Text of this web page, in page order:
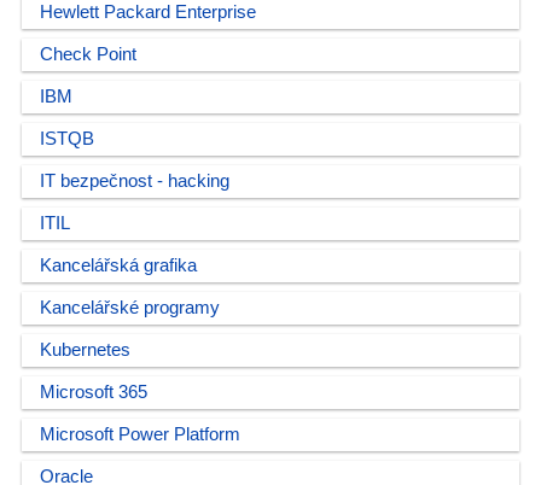
Hewlett Packard Enterprise
Check Point
IBM
ISTQB
IT bezpečnost - hacking
ITIL
Kancelářská grafika
Kancelářské programy
Kubernetes
Microsoft 365
Microsoft Power Platform
Oracle